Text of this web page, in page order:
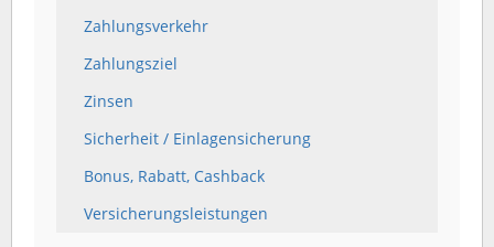
Zahlungsverkehr
Zahlungsziel
Zinsen
Sicherheit / Einlagensicherung
Bonus, Rabatt, Cashback
Versicherungsleistungen